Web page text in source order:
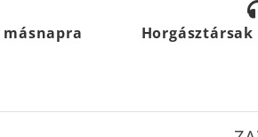
másnapra Horgásztársak